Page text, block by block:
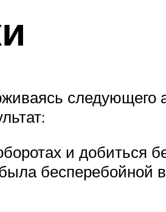
следующего
и добиться